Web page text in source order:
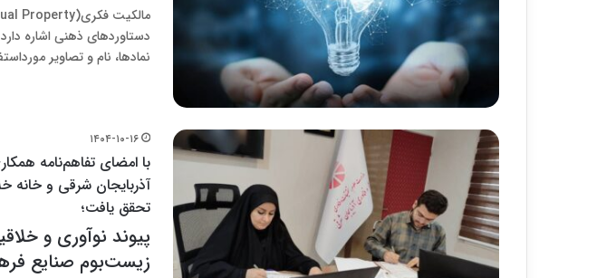
دستاوردهای ذهنی اشاره
نمادها، نام و تصاویر
۱۴۰۴-۱۰-۱۶
با امضای تفاهم‌نامه
آذربایجان شرقی و خانه
تحقق یافت؛
پیوند نوآوری و
زیست‌بوم صنایع